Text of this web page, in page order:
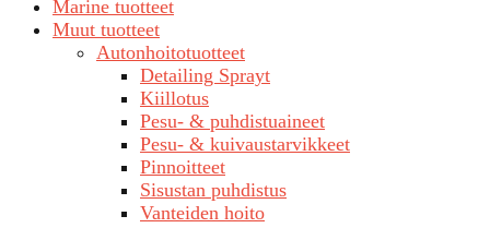
Marine tuotteet
Muut tuotteet
Autonhoitotuotteet
Detailing Sprayt
Kiillotus
Pesu- & puhdistuaineet
Pesu- & kuivaustarvikkeet
Pinnoitteet
Sisustan puhdistus
Vanteiden hoito